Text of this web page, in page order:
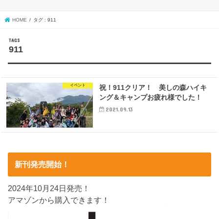
HOME タグ : 911
911
イベント
祝！911クリア！ 美しの森ハイキ
ング＆キャンプお疲れ様でした！
2021.09.13
新刊発売開始！
2024年10月24日発売！
アマゾンから購入できます！